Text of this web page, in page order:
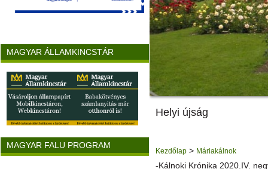
MAGYAR ÁLLAMKINCSTÁR
MAGYAR FALU PROGRAM
Helyi újság
Kezdőlap > Máriakálnok
-Kálnoki Krónika 2020.IV.